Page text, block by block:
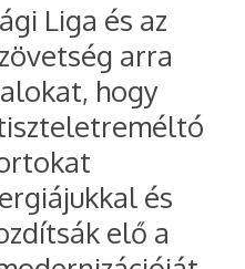
Liga és az
arra
hogy
és
elő a